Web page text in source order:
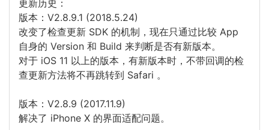
更新历史：
版本：V2.8.9.1 (2018.5.24)
改变了检查更新 SDK 的机制，现在只通过比较 App
自身的 Version 和 Build 来判断是否有新版本。
对于 iOS 11 以上的版本，有新版本时，不带回调的检
查更新方法将不再跳转到 Safari 。
版本：V2.8.9 (2017.11.9)
解决了 iPhone X 的界面适配问题。